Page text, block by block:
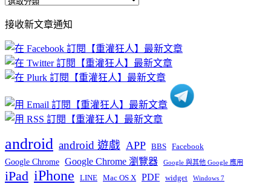
文
章
分
類
接收新文章通知
android android 遊戲 APP BBS Facebook
Google Chrome Google Chrome 瀏覽器 Google 與其他 Google 應用
iPad iPhone LINE Mac OS X PDF widget Windows 7